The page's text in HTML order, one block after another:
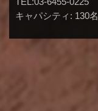
キャパシティ: 130名